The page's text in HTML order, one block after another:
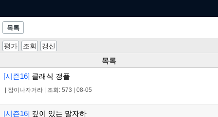
목록
평가 조회 갱신
목록
[시즌16] 클래식 갱플
잠이나자거라 조회: 573 08-05
[시즌16] 깊이 있는 말자하